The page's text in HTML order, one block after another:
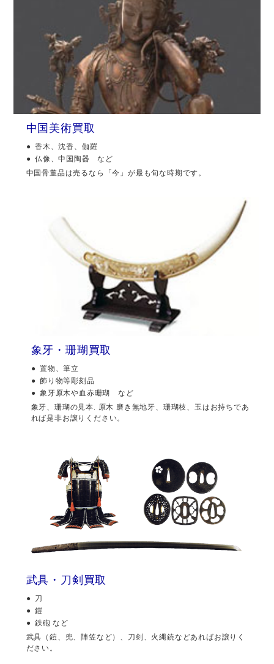
中国美術買取
香木、沈香、伽羅
仏像、中国陶器 など
中国骨董品は売るなら「今」が最も旬な時期です。
象牙・珊瑚買取
置物、筆立
飾り物等彫刻品
象牙原木や血赤珊瑚 など
象牙、珊瑚の見本. 原木 磨き無地牙、珊瑚枝、玉はお持ちであ
れば是非お譲りください。
武具・刀剣買取
刀
鎧
鉄砲 など
武具（鎧、兜、陣笠など）、刀剣、火縄銃などあればお譲りく
ださい。